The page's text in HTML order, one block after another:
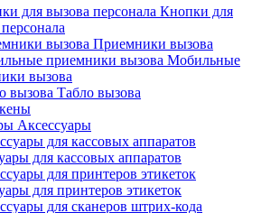
Кнопки для
Приемники вызова
Мобильные
вызова
Табло вызова
Аксессуары
для кассовых аппаратов
для принтеров этикеток